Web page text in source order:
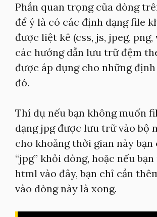
Phần quan trọng của dòng
để ý là có các định dạng file
được liệt kê (css, js, jpeg, png,
các hướng dẫn lưu trữ đệm
được áp dụng cho những
đó.
Thí dụ nếu bạn không muốn
dạng jpg được lưu trữ vào bộ
cho khoảng thời gian này bạn
“jpg” khỏi dòng, hoặc nếu
html vào đây, bạn chỉ cần
vào dòng này là xong.